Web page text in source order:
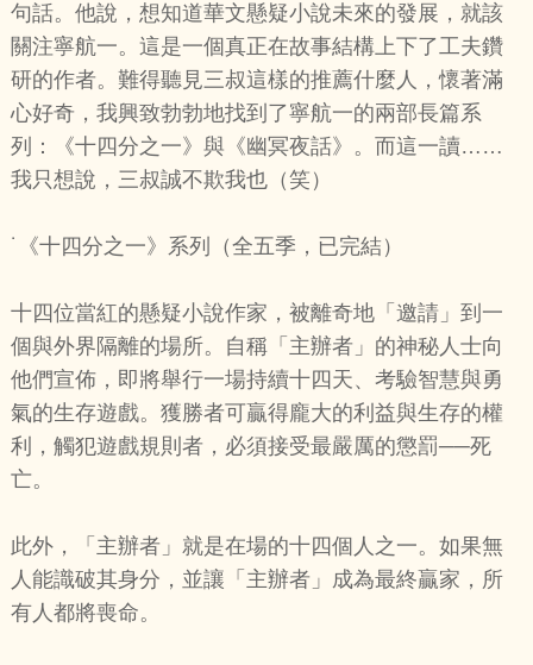
句話。他說，想知道華文懸疑小說未來的發展，就該
關注寧航一。這是一個真正在故事結構上下了工夫鑽
研的作者。難得聽見三叔這樣的推薦什麼人，懷著滿
心好奇，我興致勃勃地找到了寧航一的兩部長篇系
列：《十四分之一》與《幽冥夜話》。而這一讀……
我只想說，三叔誠不欺我也（笑）
˙《十四分之一》系列（全五季，已完結）
十四位當紅的懸疑小說作家，被離奇地「邀請」到一
個與外界隔離的場所。自稱「主辦者」的神秘人士向
他們宣佈，即將舉行一場持續十四天、考驗智慧與勇
氣的生存遊戲。獲勝者可贏得龐大的利益與生存的權
利，觸犯遊戲規則者，必須接受最嚴厲的懲罰──死
亡。
此外，「主辦者」就是在場的十四個人之一。如果無
人能識破其身分，並讓「主辦者」成為最終贏家，所
有人都將喪命。